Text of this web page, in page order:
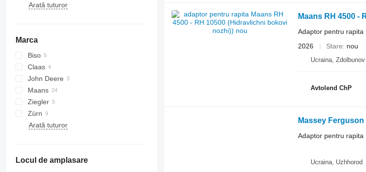
Arată tuturor
Marca
Biso
Integral
Claas
Lexion
Vario
SF
John Deere
Maans
Ziegler
Zürn
Arată tuturor
Locul de amplasare
Maans RH 4500 -
Adaptor pentru rapita
2026
Stare nou
Ucraina,
Avtolend ChP
Massey Ferguson
Adaptor pentru rapita
Ucraina, Uzhhorod